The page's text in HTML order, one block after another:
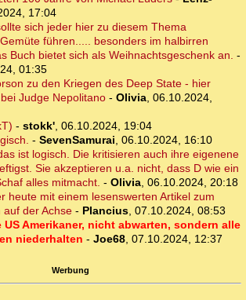
17:04
sich jeder hier zu diesem Thema
führen..... besonders im halbirren
Buch bietet sich als Weihnachtsgeschenk an. -
01:35
zu den Kriegen des Deep State - hier
Judge Nepolitano - Olivia, 06.10.2024,
- stokk', 06.10.2024, 19:04
- SevenSamurai, 06.10.2024, 16:10
ist logisch. Die kritisieren auch ihre eigenene
Sie akzeptieren u.a. nicht, dass D wie ein
alles mitmacht. - Olivia, 06.10.2024, 20:18
heute mit einem lesenswerten Artikel zum
der Achse - Plancius, 07.10.2024, 08:53
US Amerikaner, nicht abwarten, sondern alle
niederhalten - Joe68, 07.10.2024, 12:37
Werbung